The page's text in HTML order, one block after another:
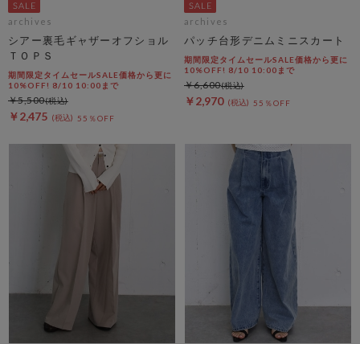
archives
シアー裏毛ギャザーオフショル
ＴＯＰＳ
期間限定タイムセールSALE価格から更に
10%OFF! 8/10 10:00まで
￥2,475 55％OFF
￥5,500
archives
パッチ台形デニムミニスカート
期間限定タイムセールSALE価格から更に
10%OFF! 8/10 10:00まで
￥2,970 55％OFF
￥6,600